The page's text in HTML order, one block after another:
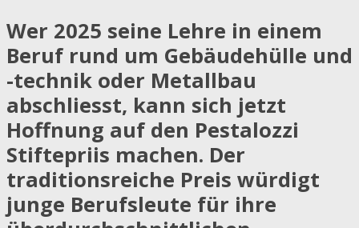
Wer 2025 seine Lehre in einem
Beruf rund um Gebäudehülle und
-technik oder Metallbau
abschliesst, kann sich jetzt
Hoffnung auf den Pestalozzi
Stiftepriis machen. Der
traditionsreiche Preis würdigt
junge Berufsleute für ihre